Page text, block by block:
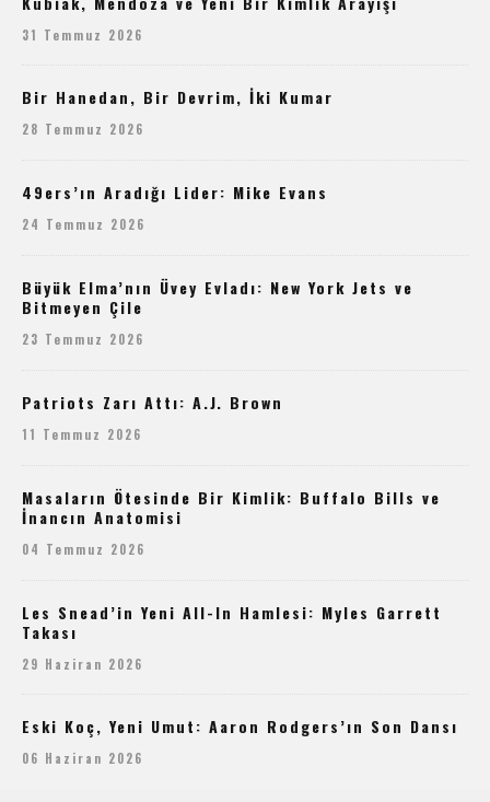
31 Temmuz 2026
Bir Hanedan, Bir Devrim, İki Kumar
28 Temmuz 2026
49ers’ın Aradığı Lider: Mike Evans
24 Temmuz 2026
Büyük Elma’nın Üvey Evladı: New York Jets ve
Bitmeyen Çile
23 Temmuz 2026
Patriots Zarı Attı: A.J. Brown
11 Temmuz 2026
Masaların Ötesinde Bir Kimlik: Buffalo Bills ve
İnancın Anatomisi
04 Temmuz 2026
Les Snead’in Yeni All-In Hamlesi: Myles Garrett
Takası
29 Haziran 2026
Eski Koç, Yeni Umut: Aaron Rodgers’ın Son Dansı
06 Haziran 2026